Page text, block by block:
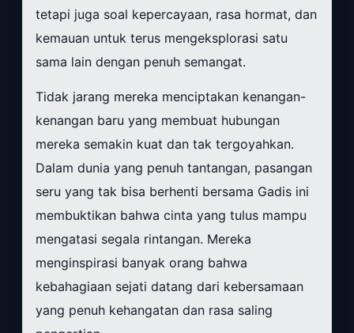
tetapi juga soal kepercayaan, rasa hormat, dan
kemauan untuk terus mengeksplorasi satu
sama lain dengan penuh semangat.
Tidak jarang mereka menciptakan kenangan-
kenangan baru yang membuat hubungan
mereka semakin kuat dan tak tergoyahkan.
Dalam dunia yang penuh tantangan, pasangan
seru yang tak bisa berhenti bersama Gadis ini
membuktikan bahwa cinta yang tulus mampu
mengatasi segala rintangan. Mereka
menginspirasi banyak orang bahwa
kebahagiaan sejati datang dari kebersamaan
yang penuh kehangatan dan rasa saling